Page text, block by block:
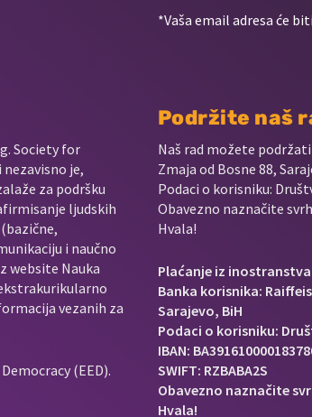
*Vaša email adresa će
Society for
nezavisno je,
za podršku
ljudskih
i naučno
website Nauka
vezanih za
(EED).
Podržite naš
Naš rad možete
Zmaja od Bosne 88,
Podaci o korisniku:
Obavezno naznačite
Hvala!
Plaćanje iz
Banka korisnika:
Sarajevo, BiH
Podaci o korisniku:
IBAN:
SWIFT: RZBABA2S
Obavezno naznačite
Hvala!